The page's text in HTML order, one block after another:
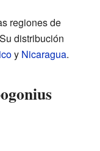
regiones de
distribución
y Nicaragua.